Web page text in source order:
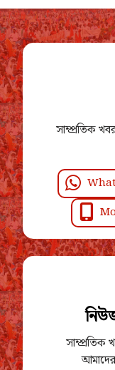
সাম্প্রতিক
সাম্প্রতিক